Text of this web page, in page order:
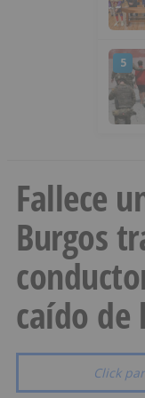
5
Fallece
Burgos
caído de
Click